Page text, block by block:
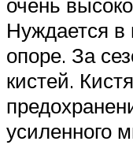
Нуждается в
опоре. За
кистей.
усиленного